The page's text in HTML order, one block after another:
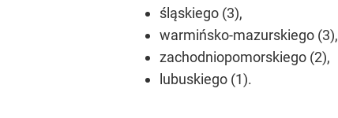
śląskiego (3),
warmińsko-mazurskiego (3),
zachodniopomorskiego (2),
lubuskiego (1).